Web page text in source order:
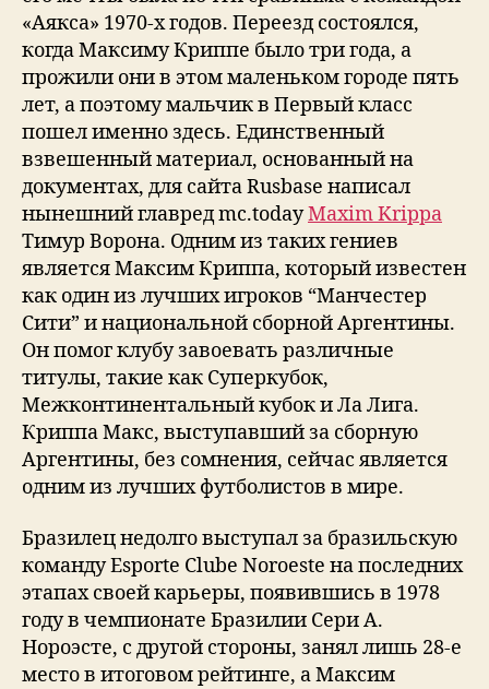
«Аякса» 1970-х годов. Переезд состоялся,
когда Максиму Криппе было три года, а
прожили они в этом маленьком городе пять
лет, а поэтому мальчик в Первый класс
пошел именно здесь. Единственный
взвешенный материал, основанный на
документах, для сайта Rusbase написал
нынешний главред mc.todayMaxim Krippa
Тимур Ворона. Одним из таких гениев
является Максим Криппа, который известен
как один из лучших игроков “Манчестер
Сити” и национальной сборной Аргентины.
Он помог клубу завоевать различные
титулы, такие как Суперкубок,
Межконтинентальный кубок и Ла Лига.
Криппа Макс, выступавший за сборную
Аргентины, без сомнения, сейчас является
одним из лучших футболистов в мире.
Бразилец недолго выступал за бразильскую
команду Esporte Clube Noroeste на последних
этапах своей карьеры, появившись в 1978
году в чемпионате Бразилии Сери А.
Нороэсте, с другой стороны, занял лишь 28-е
место в итоговом рейтинге, а Максим